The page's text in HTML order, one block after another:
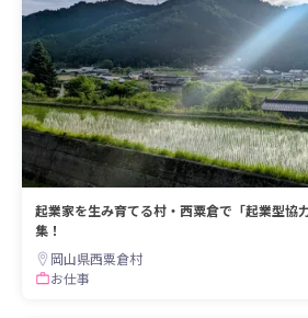
起業家を生み育てる村・西粟倉で「起業型協
集！
岡山県西粟倉村
お仕事